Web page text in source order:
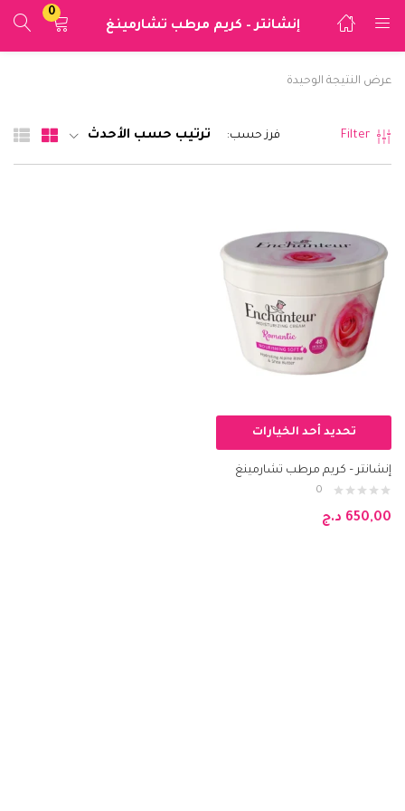
إنشانتر – كريم مرطب تشارمينغ
0
تسجيل الدخول
ادخل اسم المستخدم وكلمة المرور للدخول.
تذكرني
فقدت كلمة المرور؟
عرض النتيجة الوحيدة
Filter فرز حسب: ترتيب حسب الأحدث
تحديد أحد الخيارات
إنشانتر – كريم مرطب تشارمينغ
0
650,00 د.ج